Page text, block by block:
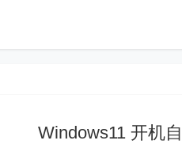
Windows11 开机